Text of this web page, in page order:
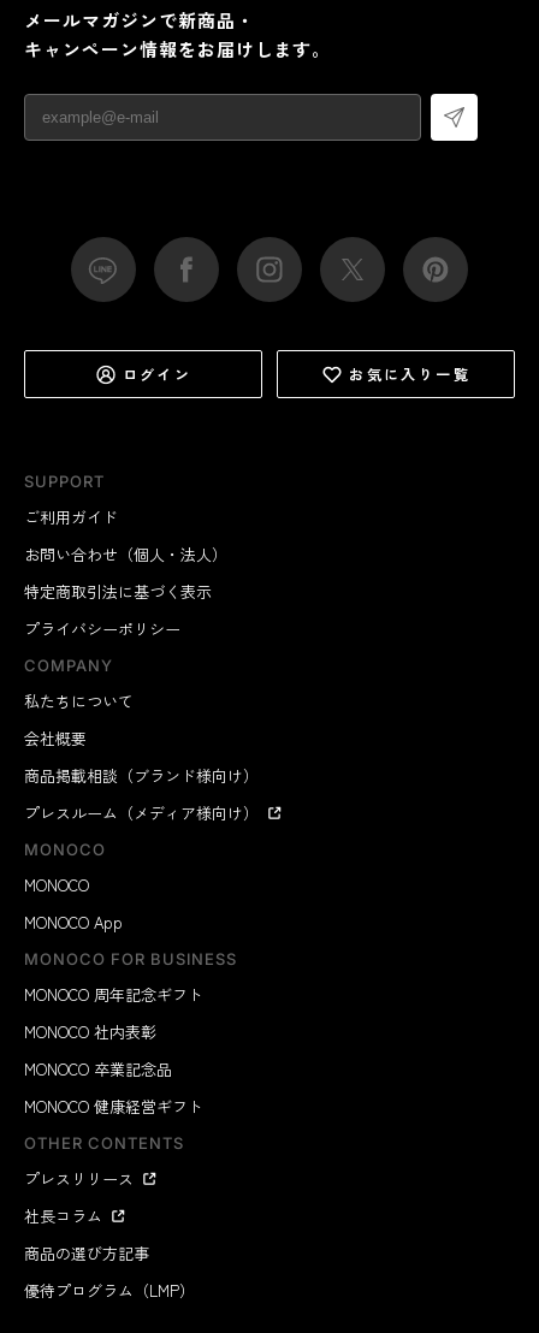
SUPPORT
ご利用ガイド
お問い合わせ（個人・法人）
特定商取引法に基づく表示
プライバシーポリシー
COMPANY
私たちについて
会社概要
商品掲載相談（ブランド様向け）
プレスルーム（メディア様向け）
MONOCO
MONOCO
MONOCO App
MONOCO FOR BUSINESS
MONOCO 周年記念ギフト
MONOCO 社内表彰
MONOCO 卒業記念品
MONOCO 健康経営ギフト
OTHER CONTENTS
プレスリリース
社長コラム
商品の選び方記事
優待プログラム（LMP）
メールマガジンで新商品・
キャンペーン情報をお届けします。
ログイン お気に入り一覧